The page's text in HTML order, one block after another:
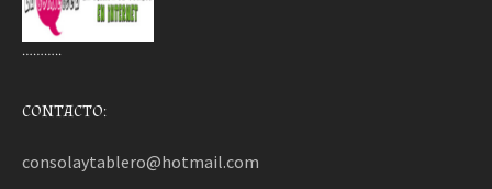
………..
CONTACTO:
consolaytablero@hotmail.com